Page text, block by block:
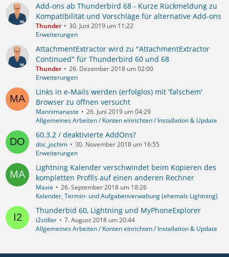
Add-ons ab Thunderbird 68 - Kurze Rückmeldung zu
Kompatibilität und Vorschläge für alternative Add-ons
Thunder
30. Juni 2019 um 11:22
Erweiterungen
AttachmentExtractor wird zu "AttachmentExtractor
Continued" für Thunderbird 60 und 68
Thunder
26. Dezember 2018 um 02:00
Erweiterungen
Links in e-Mails werden (erfolglos) mit 'falschem'
Browser zu öffnen versucht
Mannimanaste
26. Juni 2019 um 04:29
Allgemeines Arbeiten / Konten einrichten / Installation & Update
60.3.2 / deaktivierte AddOns?
doc_jochim
30. November 2018 um 16:55
Erweiterungen
Lightning Kalender verschwindet beim Kopieren des
kompletten Profils auf einen anderen Rechner
Maxie
26. September 2018 um 18:26
Kalender, Termin- und Aufgabenverwaltung (ehemals Lightning)
Thunderbid 60, Lightning und MyPhoneExplorer
i2stiller
7. August 2018 um 20:44
Allgemeines Arbeiten / Konten einrichten / Installation & Update